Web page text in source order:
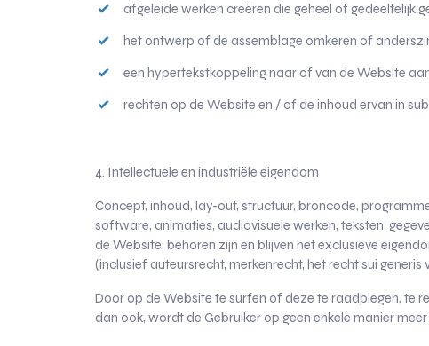
afgeleide werken creëren die geheel of gedeeltelijk
het ontwerp of de assemblage omkeren of
een hypertekstkoppeling naar of van de Website
rechten op de Website en / of de inhoud ervan in
4. Intellectuele en industriële eigendom
Concept, inhoud, lay-out, structuur, broncode,
software, animaties, audiovisuele werken, teksten,
de Website, behoren zijn en blijven het exclusieve
(inclusief auteursrecht, merkenrecht, het recht sui
Door op de Website te surfen of deze te raadplegen, te
dan ook, wordt de Gebruiker op geen enkele manier